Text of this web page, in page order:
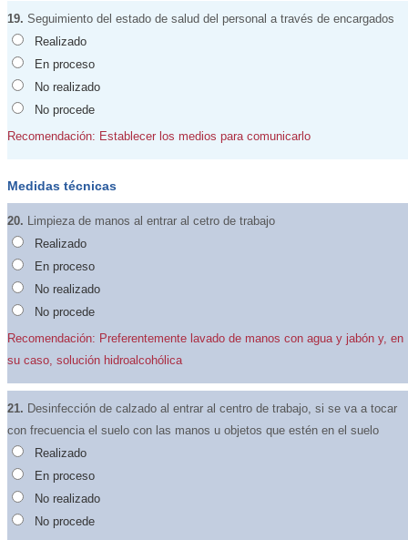
19. Seguimiento del estado de salud del personal a través de encargados
Realizado
En proceso
No realizado
No procede
Recomendación: Establecer los medios para comunicarlo
Medidas técnicas
20. Limpieza de manos al entrar al cetro de trabajo
Realizado
En proceso
No realizado
No procede
Recomendación: Preferentemente lavado de manos con agua y jabón y, en
su caso, solución hidroalcohólica
21. Desinfección de calzado al entrar al centro de trabajo, si se va a tocar
con frecuencia el suelo con las manos u objetos que estén en el suelo
Realizado
En proceso
No realizado
No procede